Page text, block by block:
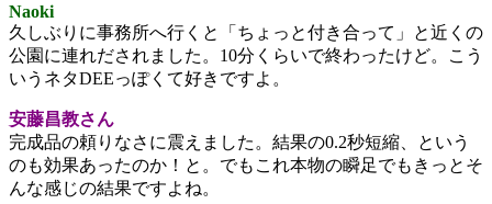
Naoki
久しぶりに事務所へ行くと「ちょっと付き合って」と近くの
公園に連れだされました。10分くらいで終わったけど。こう
いうネタDEEっぽくて好きですよ。
安藤昌教さん
完成品の頼りなさに震えました。結果の0.2秒短縮、という
のも効果あったのか！と。でもこれ本物の瞬足でもきっとそ
んな感じの結果ですよね。